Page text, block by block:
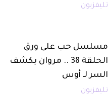
تليفزيون
مسلسل حب على ورق
الحلقة 38 .. مروان يكشف
السر لـ أوس
تليفزيون